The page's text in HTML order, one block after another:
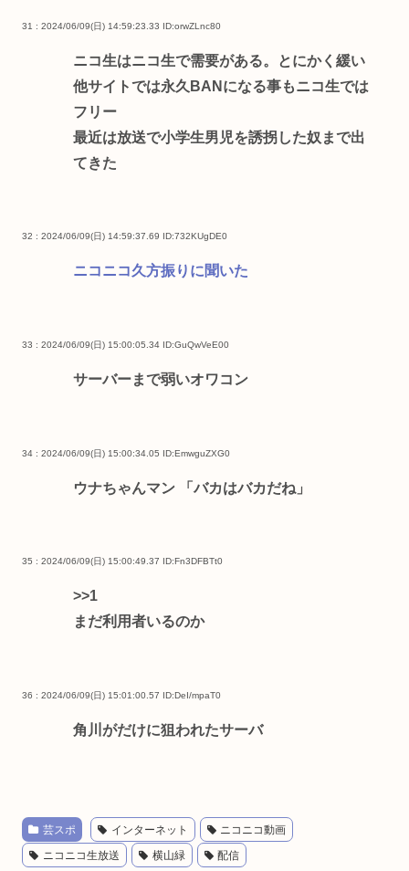
31 : 2024/06/09(日) 14:59:23.33 ID:orwZLnc80
ニコ生はニコ生で需要がある。とにかく緩い
他サイトでは永久BANになる事もニコ生では
フリー
最近は放送で小学生男児を誘拐した奴まで出
てきた
32 : 2024/06/09(日) 14:59:37.69 ID:732KUgDE0
ニコニコ久方振りに聞いた
33 : 2024/06/09(日) 15:00:05.34 ID:GuQwVeE00
サーバーまで弱いオワコン
34 : 2024/06/09(日) 15:00:34.05 ID:EmwguZXG0
ウナちゃんマン 「バカはバカだね」
35 : 2024/06/09(日) 15:00:49.37 ID:Fn3DFBTt0
>>1
まだ利用者いるのか
36 : 2024/06/09(日) 15:01:00.57 ID:DeI/mpaT0
角川がだけに狙われたサーバ
芸スポ インターネット ニコニコ動画
ニコニコ生放送 横山緑 配信